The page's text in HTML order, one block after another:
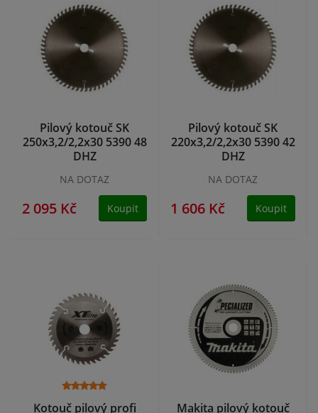
Pilový kotouč SK
250x3,2/2,2x30 5390 48
DHZ
NA DOTAZ
2 095 Kč Koupit
Pilový kotouč SK
220x3,2/2,2x30 5390 42
DHZ
NA DOTAZ
1 606 Kč Koupit
Kotouč pilový profi Makita pilový kotouč